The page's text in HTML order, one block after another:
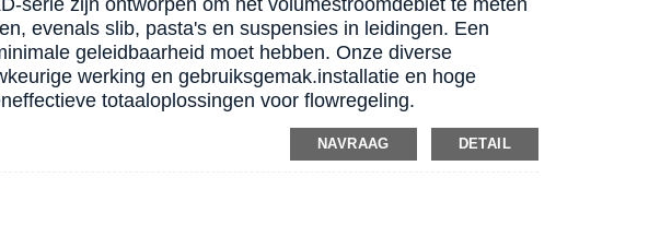
evenals slib, pasta's en suspensies in leidingen. Een
geleidbaarheid moet hebben. Onze diverse
werking en gebruiksgemak.installatie en hoge
totaaloplossingen voor flowregeling.
NAVRAAG DETAIL